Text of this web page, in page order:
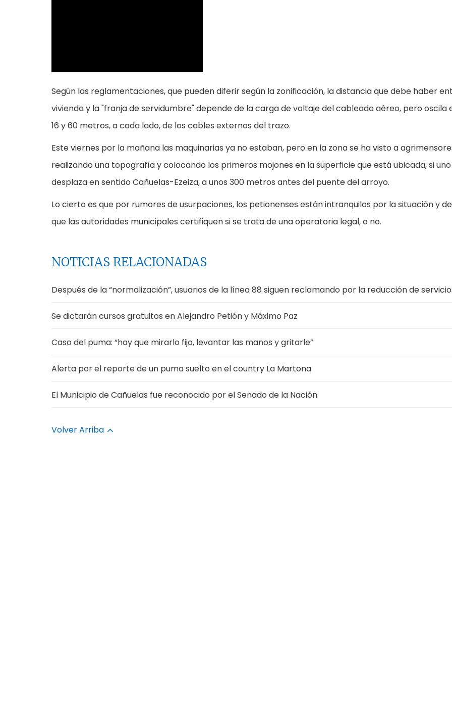
Según las reglamentaciones, que pueden diferir según la zonificación, la distancia que debe haber
vivienda y la "franja de servidumbre" depende de la carga de voltaje del cableado aéreo, pero oscila
16 y 60 metros, a cada lado, de los cables externos del trazo.
Este viernes por la mañana las maquinarias ya no estaban, pero en la zona se ha visto a
realizando una topografía y colocando los primeros mojones en la superficie que está ubicada, si
desplaza en sentido Cañuelas-Ezeiza, a unos 300 metros antes del puente del arroyo.
Lo cierto es que por rumores de usurpaciones, los petionenses están intranquilos por la situación y
que las autoridades municipales certifiquen si se trata de una operatoria legal, o no.
NOTICIAS RELACIONADAS
Después de la “normalización”, usuarios de la línea 88 siguen reclamando por la reducción de
Se dictarán cursos gratuitos en Alejandro Petión y Máximo Paz
Caso del puma: “hay que mirarlo fijo, levantar las manos y gritarle”
Alerta por el reporte de un puma suelto en el country La Martona
El Municipio de Cañuelas fue reconocido por el Senado de la Nación
Volver Arriba